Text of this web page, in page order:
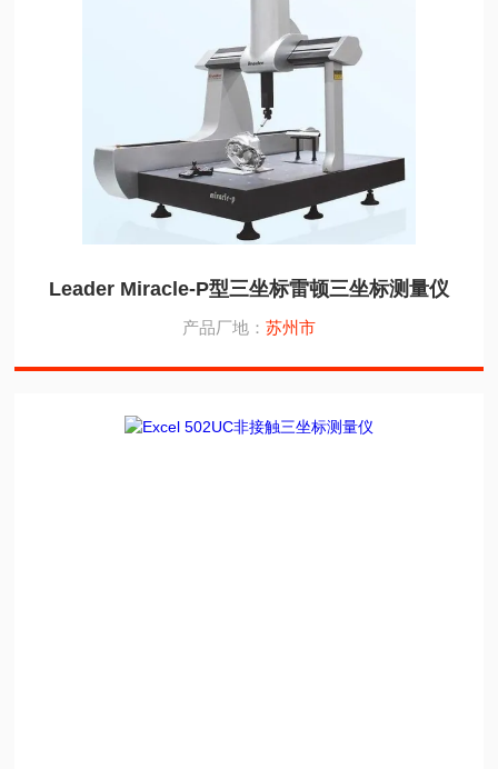
Leader Miracle-P型三坐标雷顿三坐标测量仪
产品厂地： 苏州市